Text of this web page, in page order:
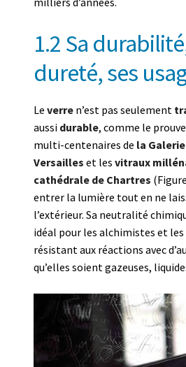
1.2 Sa
dureté, ses
Le verre n’est pas seulement
aussi durable, comme le
multi-centenaires de la
Versailles et les vitraux
cathédrale de Chartres
entrer la lumière tout en ne
l’extérieur. Sa neutralité
idéal pour les alchimistes et
résistant aux réactions avec
qu’elles soient gazeuses,